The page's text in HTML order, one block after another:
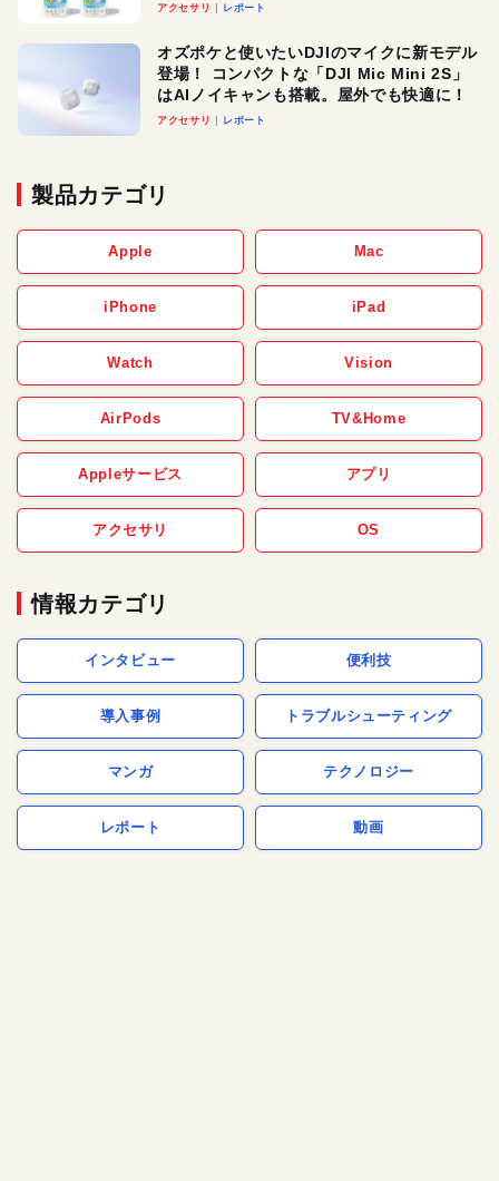
アクセサリ レポート
オズポケと使いたいDJIのマイクに新モデル
登場！ コンパクトな「DJI Mic Mini 2S」
はAIノイキャンも搭載。屋外でも快適に！
アクセサリ レポート
製品カテゴリ
Apple Mac
iPhone iPad
Watch Vision
AirPods TV&Home
Appleサービス アプリ
アクセサリ OS
情報カテゴリ
インタビュー 便利技
導入事例 トラブルシューティング
マンガ テクノロジー
レポート 動画